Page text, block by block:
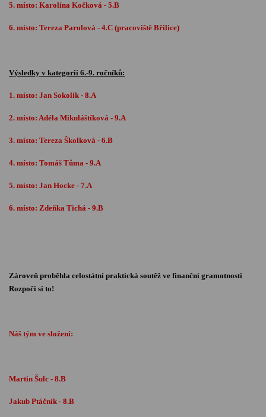
5. místo: Karolína Kočková - 5.B
6. místo: Tereza Parolová - 4.C (pracoviště Břilice)
Výsledky v kategorii 6.-9. ročníků:
1. místo: Jan Sokolík - 8.A
2. místo: Adéla Mikuláštíková - 9.A
3. místo: Tereza Školková - 6.B
4. místo: Tomáš Tůma - 9.A
5. místo: Jan Hocke - 7.A
6. místo: Zdeňka Tichá - 9.B
Zároveň proběhla celostátní praktická soutěž ve finanční gramotnosti
Rozpoči si to!
Náš tým ve složení:
Martin Šulc - 8.B
Jakub Ptáčník - 8.B